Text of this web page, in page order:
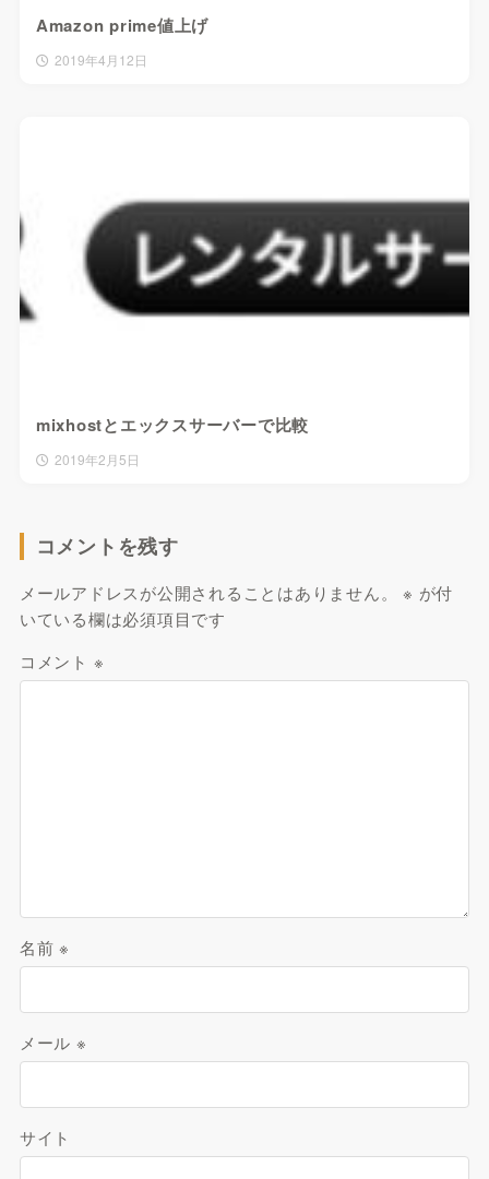
Amazon prime値上げ
2019年4月12日
mixhostとエックスサーバーで比較
2019年2月5日
コメントを残す
メールアドレスが公開されることはありません。 ※ が付
いている欄は必須項目です
コメント ※
名前※
メール ※
サイト